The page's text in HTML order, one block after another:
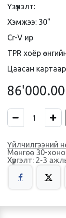
Үзүүлэлт:
Хэмжээ: 30"
Cr-V ир
TPR хоёр
Цаасан
86'000.00
Үйлчилгээний
Мөнгөө 30-
Хүргэлт: 2-3